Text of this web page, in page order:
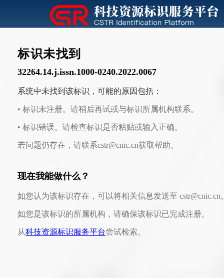
标识未找到
32264.14.j.issn.1000-0240.2022.0067
系统中未找到该标识，可能的原因包括：
• 标识未注册。请稍后再试或与标识所属机构联系。
• 标识错误。请检查标识是否粘贴或输入正确。
若问题仍存在，请联系cstr@cnic.cn获取帮助。
现在我能做什么？
如您认为该标识存在，可以将相关信息发送至 cstr@cnic.cn
如您是该标识的所属机构，请确保该标识已完成注册。
从科技资源标识服务平台尝试检索。